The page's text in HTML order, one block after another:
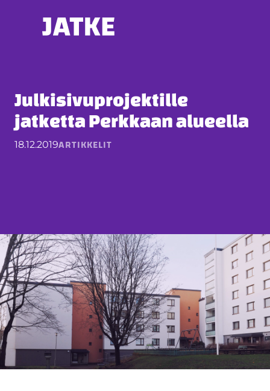
Julkisivuprojektille
jatketta Perkkaan alueella
18.12.2019ARTIKKELIT